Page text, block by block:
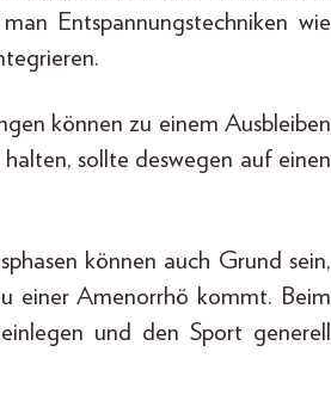
Entspannungstechniken wie
können zu einem Ausbleiben
sollte deswegen auf einen
können auch Grund sein,
einer Amenorrhö kommt. Beim
und den Sport generell